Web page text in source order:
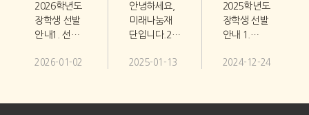
2학년
1학기
2026학년도
장학생 선발
안내1. 선발
, 2학년
내외2. 선발
2026-01-02
수여식
일정 변경
안녕하세요,
미래나눔재
단입니다.20
장학증서
안내드립니
2025-01-13
(신입생,
2학년)
(~1...
2025학년도
장학생 선발
안내 1.
신입생,
내외2.
2024-12-24